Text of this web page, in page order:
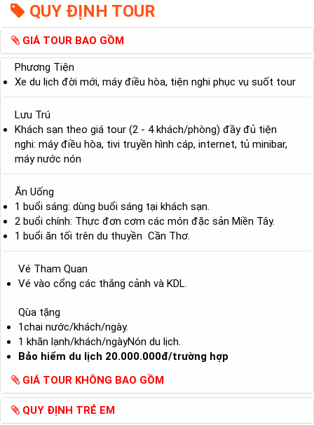
QUY ĐỊNH TOUR
GIÁ TOUR BAO GỒM
Phương Tiện
Xe du lịch đời mới, máy điều hòa, tiện nghi phục vụ suốt tour
Lưu Trú
Khách sạn theo giá tour (2 - 4 khách/phòng) đầy đủ tiện
nghi: máy điều hòa, tivi truyền hình cáp, internet, tủ minibar,
máy nước nón
Ăn Uống
1 buổi sáng: dùng buổi sáng tại khách sạn.
2 buổi chính: Thực đơn cơm các món đặc sản Miền Tây.
1 buổi ăn tối trên du thuyền Cần Thơ.
Vé Tham Quan
Vé vào cổng các thắng cảnh và KDL.
Qùa tặng
1chai nước/khách/ngày.
1 khăn lạnh/khách/ngàyNón du lịch.
Bảo hiểm du lịch 20.000.000đ/trường hợp
GIÁ TOUR KHÔNG BAO GỒM
QUY ĐỊNH TRẺ EM